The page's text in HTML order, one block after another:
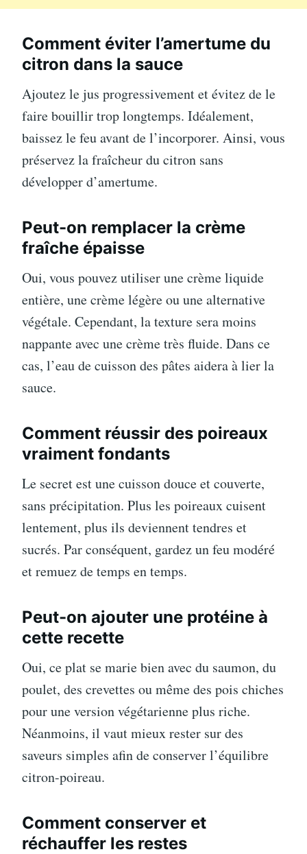
Comment éviter l’amertume du
citron dans la sauce
Ajoutez le jus progressivement et évitez de le
faire bouillir trop longtemps. Idéalement,
baissez le feu avant de l’incorporer. Ainsi, vous
préservez la fraîcheur du citron sans
développer d’amertume.
Peut-on remplacer la crème
fraîche épaisse
Oui, vous pouvez utiliser une crème liquide
entière, une crème légère ou une alternative
végétale. Cependant, la texture sera moins
nappante avec une crème très fluide. Dans ce
cas, l’eau de cuisson des pâtes aidera à lier la
sauce.
Comment réussir des poireaux
vraiment fondants
Le secret est une cuisson douce et couverte,
sans précipitation. Plus les poireaux cuisent
lentement, plus ils deviennent tendres et
sucrés. Par conséquent, gardez un feu modéré
et remuez de temps en temps.
Peut-on ajouter une protéine à
cette recette
Oui, ce plat se marie bien avec du saumon, du
poulet, des crevettes ou même des pois chiches
pour une version végétarienne plus riche.
Néanmoins, il vaut mieux rester sur des
saveurs simples afin de conserver l’équilibre
citron-poireau.
Comment conserver et
réchauffer les restes